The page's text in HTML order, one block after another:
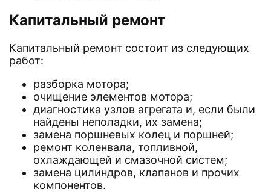
Капитальный ремонт
Капитальный ремонт состоит из следующих
работ:
разборка мотора;
очищение элементов мотора;
диагностика узлов агрегата и, если были
найдены неполадки, их замена;
замена поршневых колец и поршней;
ремонт коленвала, топливной,
охлаждающей и смазочной систем;
замена цилиндров, клапанов и прочих
компонентов.